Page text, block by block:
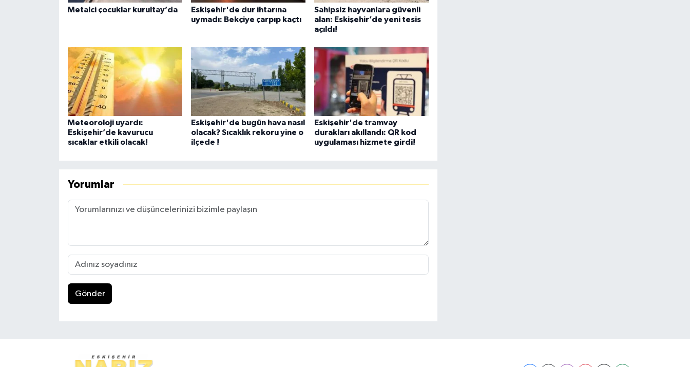
Metalci çocuklar kurultay’da
Eskişehir'de dur ihtarına
uymadı: Bekçiye çarpıp kaçtı
Sahipsiz hayvanlara güvenli
alan: Eskişehir’de yeni tesis
açıldı!
Meteoroloji uyardı:
Eskişehir’de kavurucu
sıcaklar etkili olacak!
Eskişehir'de bugün hava nasıl
olacak? Sıcaklık rekoru yine o
ilçede !
Eskişehir'de tramvay
durakları akıllandı: QR kod
uygulaması hizmete girdi!
Yorumlar
Gönder